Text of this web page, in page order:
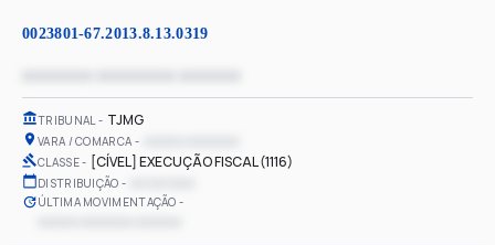
0023801-67.2013.8.13.0319
TRIBUNAL TJMG
VARA / COMARCA
CLASSE [CÍVEL] EXECUÇÃO FISCAL (1116)
DISTRIBUIÇÃO
ÚLTIMA MOVIMENTAÇÃO